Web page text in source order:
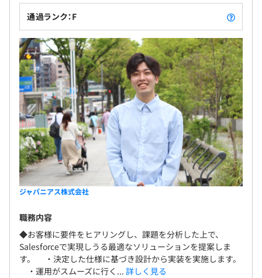
通過ランク：F
ジャパニアス株式会社
職務内容
◆お客様に要件をヒアリングし、課題を分析した上で、
Salesforceで実現しうる最適なソリューションを提案しま
す。 ・決定した仕様に基づき設計から実装を実施します。
・運用がスムーズに行く... 詳しく見る